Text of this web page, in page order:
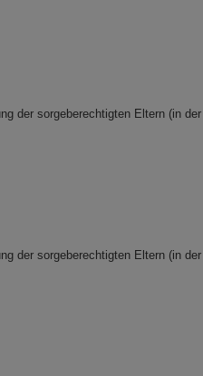
der sorgeberechtigten Eltern (in
der sorgeberechtigten Eltern (in